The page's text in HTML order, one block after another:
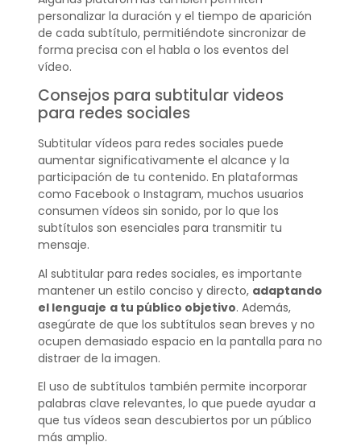
personalizar la duración y el tiempo de aparición
de cada subtítulo, permitiéndote sincronizar de
forma precisa con el habla o los eventos del
vídeo.
Consejos para subtitular videos
para redes sociales
Subtitular vídeos para redes sociales puede
aumentar significativamente el alcance y la
participación de tu contenido. En plataformas
como Facebook o Instagram, muchos usuarios
consumen vídeos sin sonido, por lo que los
subtítulos son esenciales para transmitir tu
mensaje.
Al subtitular para redes sociales, es importante
mantener un estilo conciso y directo, adaptando
el lenguaje a tu público objetivo. Además,
asegúrate de que los subtítulos sean breves y no
ocupen demasiado espacio en la pantalla para no
distraer de la imagen.
El uso de subtítulos también permite incorporar
palabras clave relevantes, lo que puede ayudar a
que tus vídeos sean descubiertos por un público
más amplio.